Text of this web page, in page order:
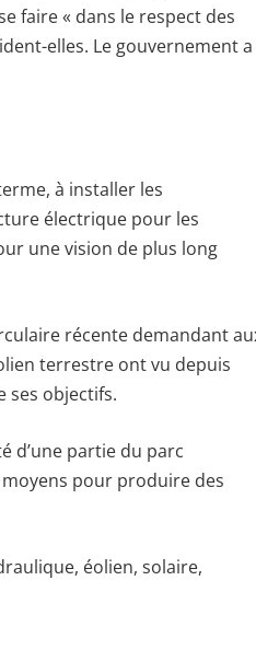
faire « dans le respect des
elles. Le gouvernement a
à installer les
électrique pour les
une vision de plus long
récente demandant
terrestre ont vu depuis
ses objectifs.
d’une partie du parc
pour produire des
éolien, solaire,